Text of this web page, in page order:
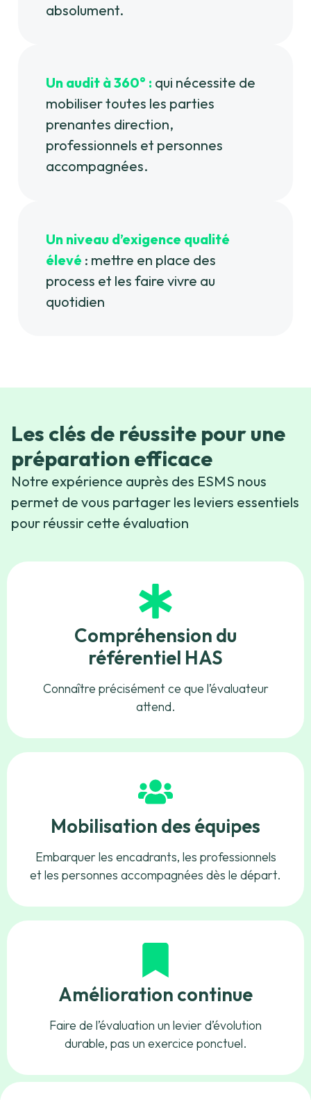
absolument.
Un audit à 360° : qui nécessite de
mobiliser toutes les parties
prenantes direction,
professionnels et personnes
accompagnées.
Un niveau d’exigence qualité
élevé : mettre en place des
process et les faire vivre au
quotidien
Les clés de réussite pour une
préparation efficace
Notre expérience auprès des ESMS nous
permet de vous partager les leviers essentiels
pour réussir cette évaluation
Compréhension du
référentiel HAS
Connaître précisément ce que l’évaluateur
attend.
Mobilisation des équipes
Embarquer les encadrants, les professionnels
et les personnes accompagnées dès le départ.
Amélioration continue
Faire de l’évaluation un levier d’évolution
durable, pas un exercice ponctuel.